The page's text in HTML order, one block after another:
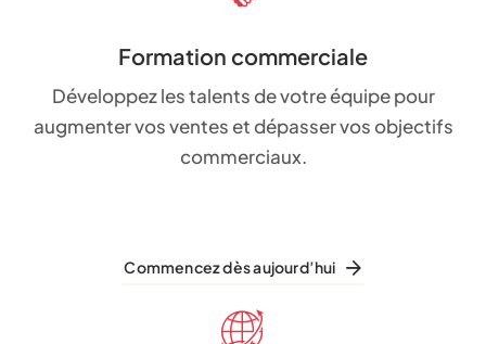
Formation commerciale
Développez les talents de votre équipe pour
augmenter vos ventes et dépasser vos objectifs
commerciaux.
Commencez dès aujourd’hui